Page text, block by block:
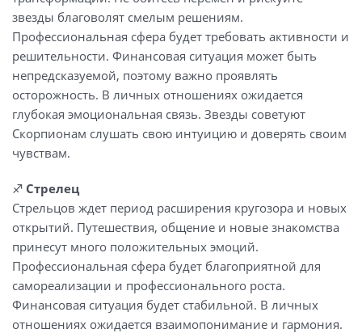
звезды благоволят смелым решениям.
Профессиональная сфера будет требовать активности и
решительности. Финансовая ситуация может быть
непредсказуемой, поэтому важно проявлять
осторожность. В личных отношениях ожидается
глубокая эмоциональная связь. Звезды советуют
Скорпионам слушать свою интуицию и доверять своим
чувствам.
♐️ Стрелец
Стрельцов ждет период расширения кругозора и новых
открытий. Путешествия, общение и новые знакомства
принесут много положительных эмоций.
Профессиональная сфера будет благоприятной для
самореализации и профессионального роста.
Финансовая ситуация будет стабильной. В личных
отношениях ожидается взаимопонимание и гармония.